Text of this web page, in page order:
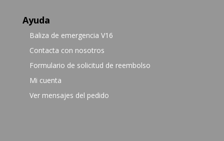
Ayuda
Baliza de emergencia V16
Contacta con nosotros
Formulario de solicitud de reembolso
Mi cuenta
Ver mensajes del pedido